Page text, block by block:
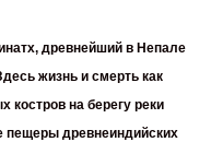
, древнейший в Непале
жизнь и смерть как
костров на берегу реки
древнеиндийских